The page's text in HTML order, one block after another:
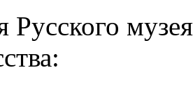
Русского музея